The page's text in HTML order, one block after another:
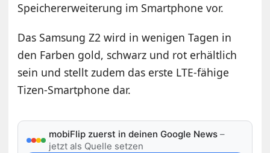
Speichererweiterung im Smartphone vor.
Das Samsung Z2 wird in wenigen Tagen in
den Farben gold, schwarz und rot erhältlich
sein und stellt zudem das erste LTE-fähige
Tizen-Smartphone dar.
mobiFlip zuerst in deinen Google News –
jetzt als Quelle setzen